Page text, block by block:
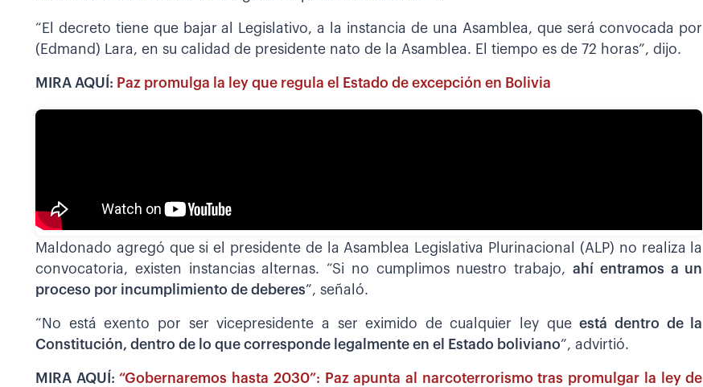
“El decreto tiene que bajar al Legislativo, a la instancia de una Asamblea, que será convocada por
(Edmand) Lara, en su calidad de presidente nato de la Asamblea. El tiempo es de 72 horas”, dijo.
MIRA AQUÍ: Paz promulga la ley que regula el Estado de excepción en Bolivia
Maldonado agregó que si el presidente de la Asamblea Legislativa Plurinacional (ALP) no realiza la
convocatoria, existen instancias alternas. “Si no cumplimos nuestro trabajo, ahí entramos a un
proceso por incumplimiento de deberes”, señaló.
“No está exento por ser vicepresidente a ser eximido de cualquier ley queestá dentro de la
Constitución, dentro de lo que corresponde legalmente en el Estado boliviano”, advirtió.
MIRA AQUÍ:“Gobernaremos hasta 2030”: Paz apunta al narcoterrorismo tras promulgar la ley de